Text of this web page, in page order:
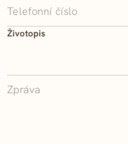
Životopis